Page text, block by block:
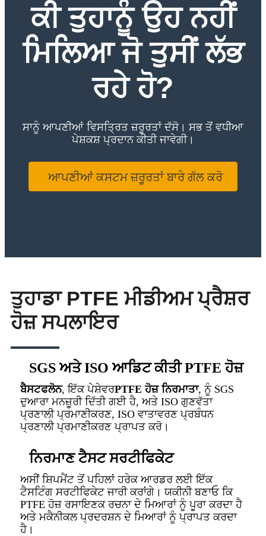
ਕੀ ਤੁਹਾਨੂੰ ਉਹ ਨਹੀਂ
ਮਿਲਿਆ ਜੋ ਤੁਸੀਂ ਲੱਭ
ਰਹੇ ਹੋ?
ਸਾਨੂੰ ਆਪਣੀਆਂ ਵਿਸਤ੍ਰਿਤ ਜ਼ਰੂਰਤਾਂ ਦੱਸੋ। ਸਭ ਤੋਂ ਵਧੀਆ
ਪੇਸ਼ਕਸ਼ ਪ੍ਰਦਾਨ ਕੀਤੀ ਜਾਵੇਗੀ।
ਆਪਣੀਆਂ ਕਸਟਮ ਜ਼ਰੂਰਤਾਂ ਬਾਰੇ ਗੱਲ ਕਰੋ
ਤੁਹਾਡਾ PTFE ਮੀਡੀਅਮ ਪ੍ਰੈਸ਼ਰ
ਹੋਜ਼ ਸਪਲਾਇਰ
SGS ਅਤੇ ISO ਆਡਿਟ ਕੀਤੀ PTFE ਹੋਜ਼
ਬੈਸਟਫਲੋਨ, ਇੱਕ ਪੇਸ਼ੇਵਰPTFE ਹੋਜ਼ ਨਿਰਮਾਤਾ, ਨੂੰ SGS
ਦੁਆਰਾ ਮਨਜ਼ੂਰੀ ਦਿੱਤੀ ਗਈ ਹੈ, ਅਤੇ ISO ਗੁਣਵੱਤਾ
ਪ੍ਰਣਾਲੀ ਪ੍ਰਮਾਣੀਕਰਣ, ISO ਵਾਤਾਵਰਣ ਪ੍ਰਬੰਧਨ
ਪ੍ਰਣਾਲੀ ਪ੍ਰਮਾਣੀਕਰਣ ਪ੍ਰਾਪਤ ਕਰੋ।
ਨਿਰਮਾਣ ਟੈਸਟ ਸਰਟੀਫਿਕੇਟ
ਅਸੀਂ ਸ਼ਿਪਮੈਂਟ ਤੋਂ ਪਹਿਲਾਂ ਹਰੇਕ ਆਰਡਰ ਲਈ ਇੱਕ
ਟੈਸਟਿੰਗ ਸਰਟੀਫਿਕੇਟ ਜਾਰੀ ਕਰਾਂਗੇ। ਯਕੀਨੀ ਬਣਾਓ ਕਿ
PTFE ਹੋਜ਼ ਰਸਾਇਣਕ ਰਚਨਾ ਦੇ ਮਿਆਰਾਂ ਨੂੰ ਪੂਰਾ ਕਰਦਾ ਹੈ
ਅਤੇ ਮਕੈਨੀਕਲ ਪ੍ਰਦਰਸ਼ਨ ਦੇ ਮਿਆਰਾਂ ਨੂੰ ਪ੍ਰਾਪਤ ਕਰਦਾ
ਹੈ।